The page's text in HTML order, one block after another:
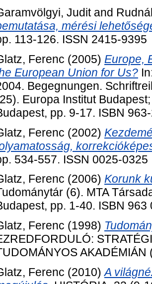
Juditand
mérési
113-126. ISSN 2415-9395
Ferenc (2005) Europe,
European Union for Us?
Begegnungen.
Europa Institut
pp. 9-17. ISBN
Ferenc (2002)
534-557. ISSN 0025-0325
Ferenc (2006) Korunk
(6). MTA
pp. 1-40. ISBN 963
Ferenc (1998)
Ferenc (2010)A